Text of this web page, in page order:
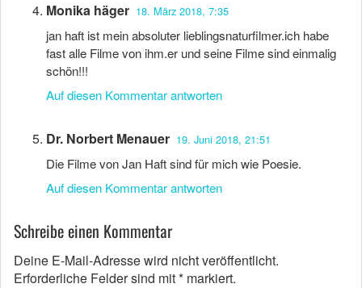
Monika häger 18. März 2018, 7:35
jan haft ist mein absoluter lieblingsnaturfilmer.ich habe
fast alle Filme von ihm.er und seine Filme sind einmalig
schön!!!
Auf diesen Kommentar antworten
Dr. Norbert Menauer 19. Juni 2018, 21:51
Die Filme von Jan Haft sind für mich wie Poesie.
Auf diesen Kommentar antworten
Schreibe einen Kommentar
Deine E-Mail-Adresse wird nicht veröffentlicht.
Erforderliche Felder sind mit* markiert.